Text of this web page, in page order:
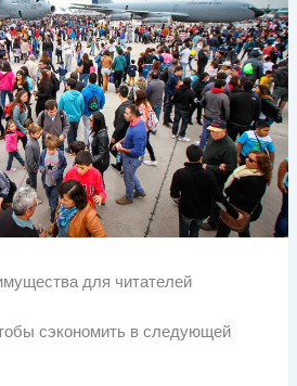
для читателей
сэкономить в следующей